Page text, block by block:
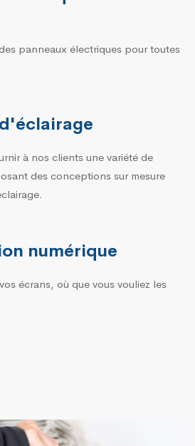
panneaux électriques pour toutes
à nos clients une variété de
des conceptions sur mesure
numérique
écrans, où que vous vouliez les